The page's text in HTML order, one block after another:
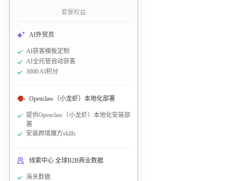
套餐权益
AI外贸员
AI获客模板定制
AI全托管自动获客
3000 AI积分
Openclaw（小龙虾）本地化部署
提供Openclaw（小龙虾）本地化安装部
署
安装跨境魔方skills
线索中心 全球B2B商业数据
海关数据